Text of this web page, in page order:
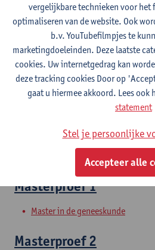
Wetenschappelijke
Bachelor in de geneeskunde
Wetenschappelijke
Bachelor in de geneeskunde
Bachelorproef
Bachelor in de geneeskunde
Masterproef 1
Master in de geneeskunde
Masterproef 2
vergelijkbare technieken voor het
optimaliseren van de website. Ook
b.v. YouTubefilmpjes te
marketingdoeleinden. Deze laatste
cookies. Uw internetgedrag kan
deze tracking cookies Door op
gaat u hiermee akkoord. Lees ook
statement
Stel je persoonlijke
Accepteer alle